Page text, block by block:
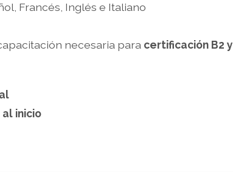
Francés, Inglés e Italiano
necesaria para certificación B2 y
inicio